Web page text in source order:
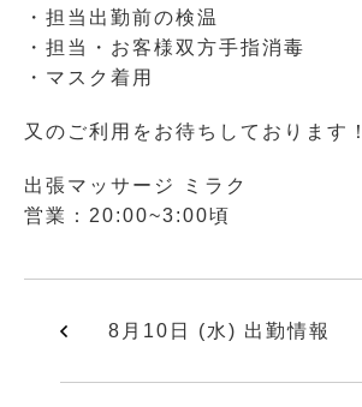
・担当出勤前の検温
・担当・お客様双方手指消毒
・マスク着用
又のご利用をお待ちしております！
出張マッサージ ミラク
営業：20:00~3:00頃
8月10日 (水) 出勤情報